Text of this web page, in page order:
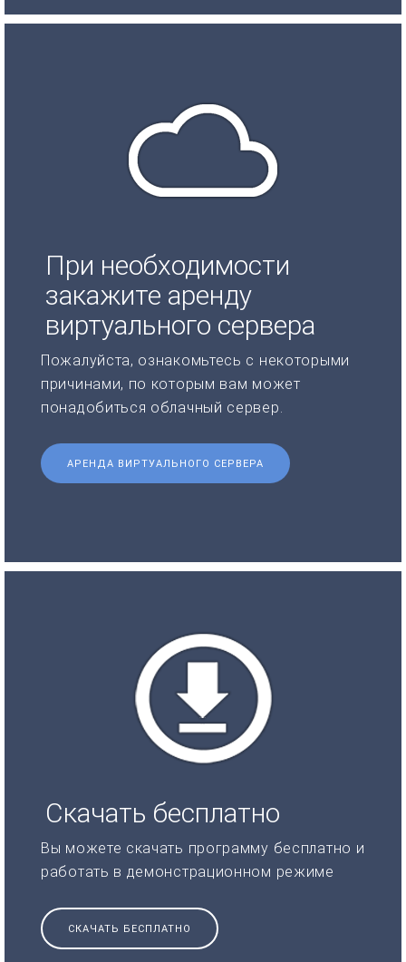
При необходимости
закажите аренду
виртуального сервера
Пожалуйста, ознакомьтесь с некоторыми
причинами, по которым вам может
понадобиться облачный сервер.
АРЕНДА ВИРТУАЛЬНОГО СЕРВЕРА
Скачать бесплатно
Вы можете скачать программу бесплатно и
работать в демонстрационном режиме
СКАЧАТЬ БЕСПЛАТНО